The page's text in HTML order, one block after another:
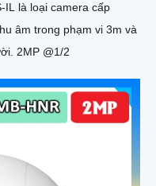
IL là loại camera cấp
âm trong phạm vi 3m và
2MP @1/2